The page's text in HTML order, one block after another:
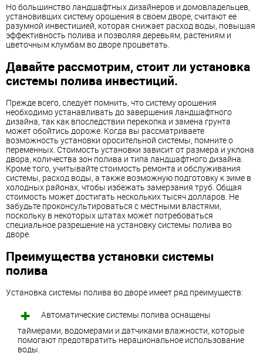
Но большинство ландшафтных дизайнеров и домовладельцев,
установивших систему орошения в своем дворе, считают ее
разумной инвестицией, которая снижает расход воды, повышая
эффективность полива и позволяя деревьям, растениям и
цветочным клумбам во дворе процветать.
Давайте рассмотрим, стоит ли установка
системы полива инвестиций.
Прежде всего, следует помнить, что систему орошения
необходимо устанавливать до завершения ландшафтного
дизайна, так как впоследствии перекопка и замена грунта
может обойтись дороже. Когда вы рассматриваете
возможность установки оросительной системы, помните о
переменных. Стоимость установки зависит от размера и уклона
двора, количества зон полива и типа ландшафтного дизайна.
Кроме того, учитывайте стоимость ремонта и обслуживания
системы, расход воды, а также возможную подготовку к зиме в
холодных районах, чтобы избежать замерзания труб. Общая
стоимость может достигать нескольких тысяч долларов. Не
забудьте проконсультироваться с местными властями,
поскольку в некоторых штатах может потребоваться
специальное разрешение на установку системы полива во
дворе.
Преимущества установки системы
полива
Установка системы полива во дворе имеет ряд преимуществ:
Автоматические системы полива оснащены
таймерами, водомерами и датчиками влажности, которые
помогают предотвратить нерациональное использование
воды.